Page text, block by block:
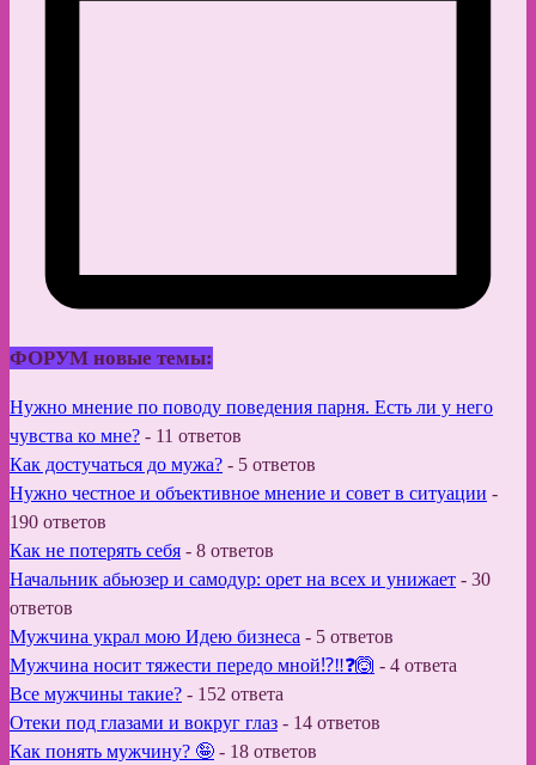
ФОРУМ новые темы:
Нужно мнение по поводу поведения парня. Есть ли у него
чувства ко мне? - 11 ответов
Как достучаться до мужа? - 5 ответов
Нужно честное и объективное мнение и совет в ситуации -
190 ответов
Как не потерять себя - 8 ответов
Начальник абьюзер и самодур: орет на всех и унижает - 30
ответов
Мужчина украл мою Идею бизнеса - 5 ответов
Мужчина носит тяжести передо мной⁉️‼️❓🙆 - 4 ответа
Все мужчины такие? - 152 ответа
Отеки под глазами и вокруг глаз - 14 ответов
Как понять мужчину? 🤪 - 18 ответов